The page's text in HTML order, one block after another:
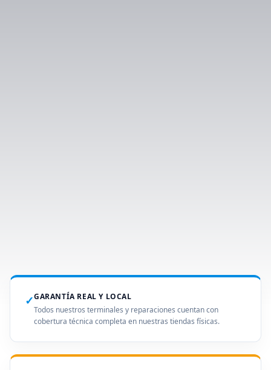
✓GARANTÍA REAL Y LOCAL
Todos nuestros terminales y reparaciones cuentan con
cobertura técnica completa en nuestras tiendas físicas.